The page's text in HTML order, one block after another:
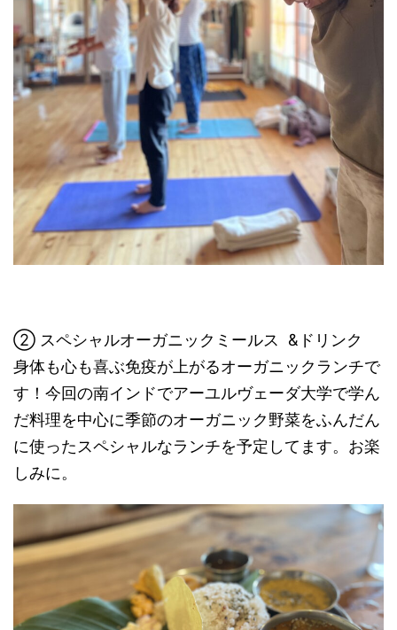
② スペシャルオーガニックミールス &ドリンク
身体も心も喜ぶ免疫が上がるオーガニックランチで
す！今回の南インドでアーユルヴェーダ大学で学ん
だ料理を中心に季節のオーガニック野菜をふんだん
に使ったスペシャルなランチを予定してます。お楽
しみに。